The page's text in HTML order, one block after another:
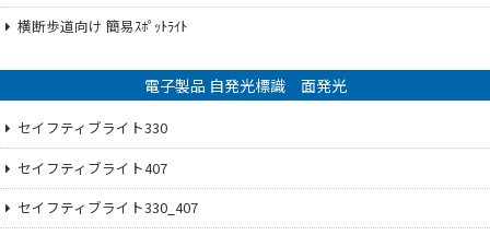
横断歩道向け 簡易ｽﾎﾟｯﾄﾗｲﾄ
電子製品 自発光標識 面発光
セイフティブライト330
セイフティブライト407
セイフティブライト330_407